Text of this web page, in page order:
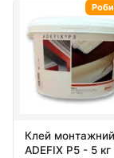
Клей
ADEFIX P5 - 5 кг